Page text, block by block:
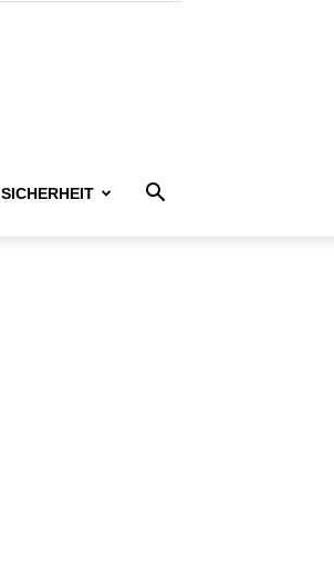
SICHERHEIT